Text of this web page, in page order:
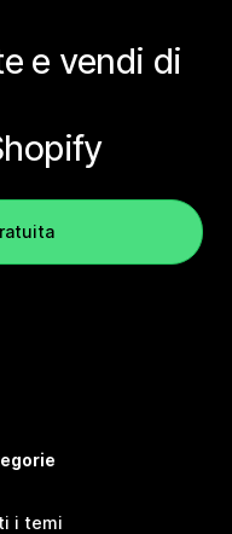
e vendi di
i temi